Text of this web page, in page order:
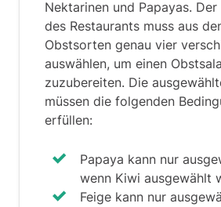
Gruppe zunächst zu
die Beziehung zwischen den
herzustellen.
"Es gibt keine Tänzer, die
sind" bedeutet, dass alle
sind (Tänzer → schlank).
Ebenso bedeutet "keine
keine Tänzer sind", dass alle
Tänzer sind (Sänger →
Nektarinen und Papayas. Der
des Restaurants muss aus
Obstsorten genau vier
auswählen, um einen
zuzubereiten. Die
müssen die folgenden
erfüllen:
Papaya kann nur
wenn Kiwi ausgewählt
Feige kann nur